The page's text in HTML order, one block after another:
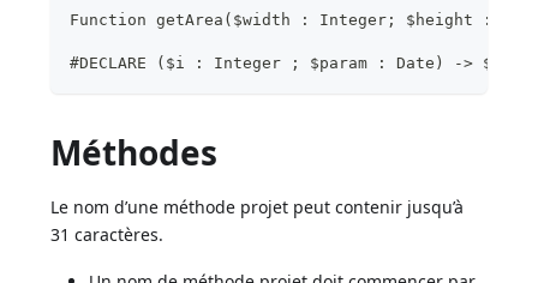
Function getArea($width : Integer; $height :
#DECLARE ($i : Integer ; $param : Date) ->
Méthodes
Le nom d’une méthode projet peut contenir jusqu’à
31 caractères.